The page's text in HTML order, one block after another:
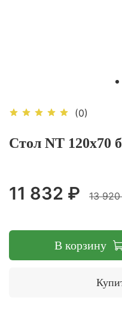
(0)
Стол NT 120x70
11 832 ₽ 13
В корзину